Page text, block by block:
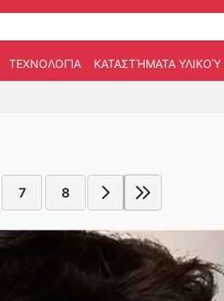
ΤΕΧΝΟΛΟΓΊΑ ΚΑΤΑΣΤΉΜΑΤΑ ΥΛΙΚΟΎ
7 8